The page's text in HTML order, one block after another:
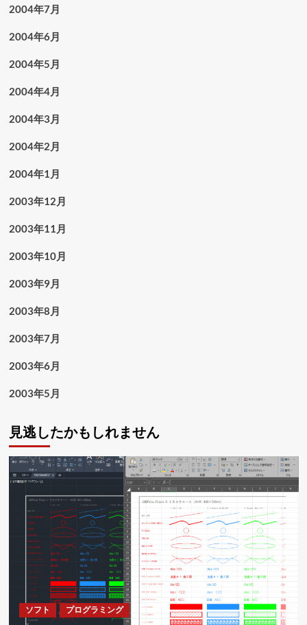
2004年7月
2004年6月
2004年5月
2004年4月
2004年3月
2004年2月
2004年1月
2003年12月
2003年11月
2003年10月
2003年9月
2003年8月
2003年7月
2003年6月
2003年5月
見逃したかもしれません
ソフト プログラミング